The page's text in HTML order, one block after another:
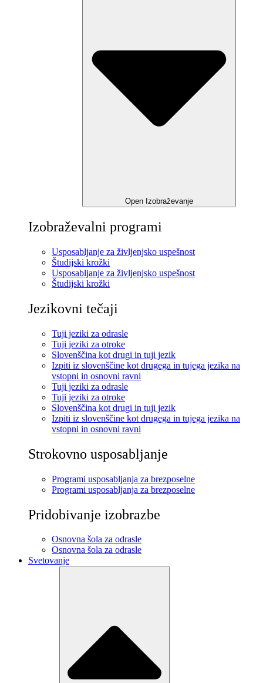
Open Izobraževanje
Izobraževalni programi
Usposabljanje za življenjsko uspešnost
Študijski krožki
Usposabljanje za življenjsko uspešnost
Študijski krožki
Jezikovni tečaji
Tuji jeziki za odrasle
Tuji jeziki za otroke
Slovenščina kot drugi in tuji jezik
Izpiti iz slovenščine kot drugega in tujega jezika na
vstopni in osnovni ravni
Tuji jeziki za odrasle
Tuji jeziki za otroke
Slovenščina kot drugi in tuji jezik
Izpiti iz slovenščine kot drugega in tujega jezika na
vstopni in osnovni ravni
Strokovno usposabljanje
Programi usposabljanja za brezposelne
Programi usposabljanja za brezposelne
Pridobivanje izobrazbe
Osnovna šola za odrasle
Osnovna šola za odrasle
Svetovanje